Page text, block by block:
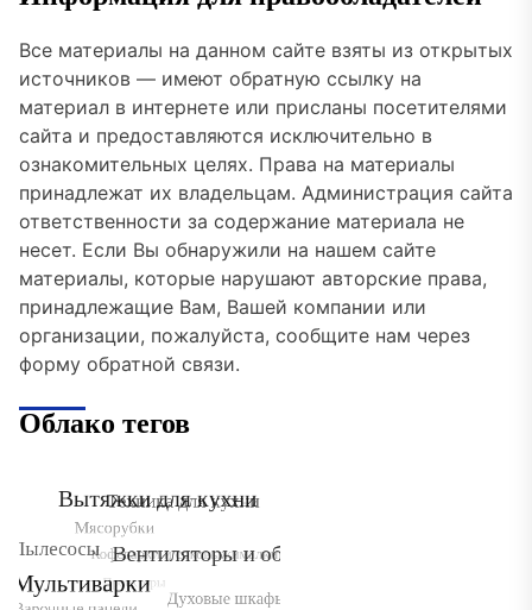
Все материалы на данном сайте взяты из открытых
источников — имеют обратную ссылку на
материал в интернете или присланы посетителями
сайта и предоставляются исключительно в
ознакомительных целях. Права на материалы
принадлежат их владельцам. Администрация сайта
ответственности за содержание материала не
несет. Если Вы обнаружили на нашем сайте
материалы, которые нарушают авторские права,
принадлежащие Вам, Вашей компании или
организации, пожалуйста, сообщите нам через
форму обратной связи.
Облако тегов